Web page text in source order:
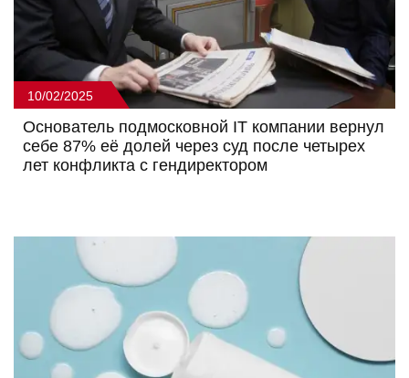
10/02/2025
Основатель подмосковной IT компании вернул
себе 87% её долей через суд после четырех
лет конфликта с гендиректором